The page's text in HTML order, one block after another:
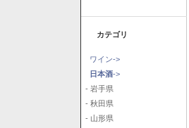
カテゴリ
ワイン->
日本酒->
- 岩手県
- 秋田県
- 山形県